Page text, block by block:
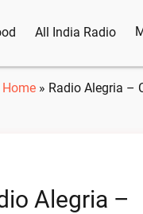
All India Radio
Home» Radio Alegria –
Alegria –